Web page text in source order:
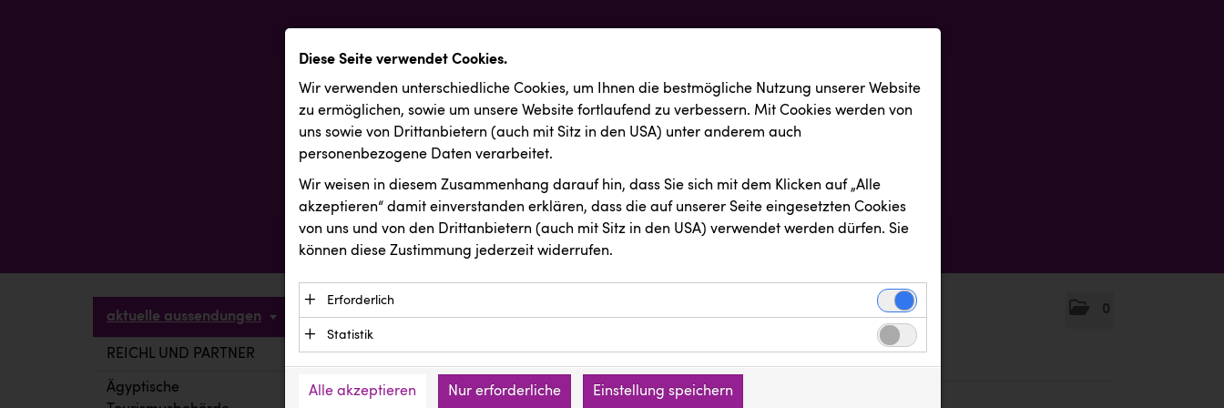
0
aktuelle aussendungen
REICHL UND PARTNER
Ägyptische
Diese Seite verwendet Cookies.
Wir verwenden unterschiedliche Cookies, um Ihnen die best­mögliche Nutzung unserer Website
zu ermöglichen, sowie um unsere Website fortlaufend zu verbessern. Mit Cookies werden von
uns sowie von Drittanbietern (auch mit Sitz in den USA) unter anderem auch
personenbezogene Daten verarbeitet.
Wir weisen in diesem Zusammenhang darauf hin, dass Sie sich mit dem Klicken auf „Alle
akzeptieren“ damit ein­ver­standen erklären, dass die auf unserer Seite eingesetzten Cookies
von uns und von den Drittanbietern (auch mit Sitz in den USA) verwendet werden dürfen. Sie
können diese Zustimmung jederzeit widerrufen.
Erforderlich
Essenzielle Cookies ermöglichen grundlegende Funktionen und sind für die einwandfreie
Funktion der Website erforderlich. Diese Cookies speichern keine personenbezogenen
Daten und werden an keine Dritten übermittelt.
Anbieter: Eigentümer der Website (Erstanbieter)
Statistik
verstehen, wie unsere Besucher unsere Website nutzen.
Alle akzeptieren Nur erforderliche Einstellung speichern